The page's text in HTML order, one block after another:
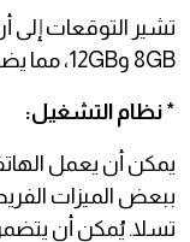
تشير التوقعات إلى
8GB و12GB، مما يضمن أداءً سلسًا في تعدد المهام.
* نظام التشغيل:
يمكن أن يعمل
ببعض الميزات
تسلا. يُمكن أن